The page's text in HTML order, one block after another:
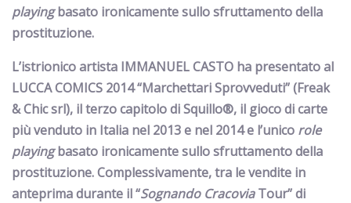
playingbasato ironicamente sullo sfruttamento della
prostituzione.
L’istrionico artista IMMANUEL CASTO ha presentato al
LUCCA COMICS 2014 “Marchettari Sprovveduti”(Freak
& Chic srl), il terzo capitolo di Squillo®, il gioco di carte
più venduto in Italia nel 2013 e nel 2014 e l’unico role
playingbasato ironicamente sullo sfruttamento della
prostituzione. Complessivamente,tra le vendite in
anteprima durante il “Sognando CracoviaTour” di